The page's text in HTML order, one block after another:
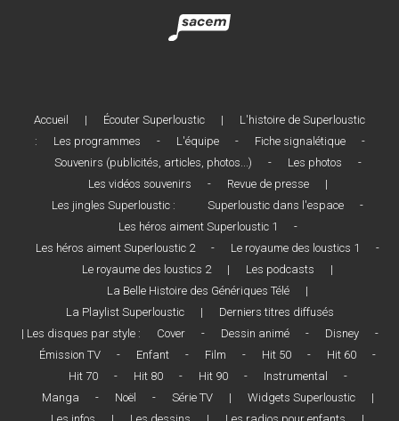
Accueil | Écouter Superloustic |
L'histoire de Superloustic
:
Les programmes - L'équipe - Fiche signalétique
-
Souvenirs (publicités, articles, photos...)
- Les photos
-
Les vidéos souvenirs
- Revue de presse
|
Les jingles Superloustic :
Superloustic dans l'espace
-
Les héros aiment Superloustic 1
-
Les héros aiment Superloustic 2
- Le royaume des loustics 1
-
Le royaume des loustics 2
| Les podcasts
|
La Belle Histoire des Génériques Télé
|
La Playlist Superloustic
|
Derniers titres diffusés
| Les disques par style :
Cover - Dessin animé - Disney
-
Émission TV
- Enfant - Film - Hit 50 - Hit 60
-
Hit 70
- Hit 80 - Hit 90 - Instrumental
-
Manga
- Noël - Série TV | Widgets Superloustic
|